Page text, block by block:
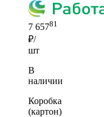
7 65781
₽/
шт
В
наличии
Коробка
(картон)